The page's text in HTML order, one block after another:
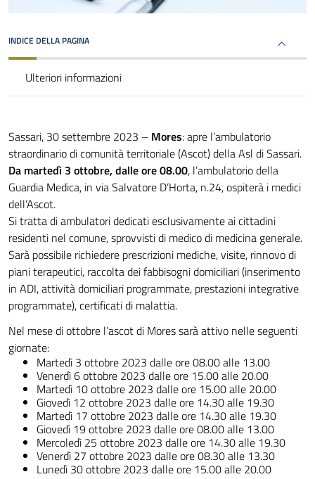
INDICE DELLA PAGINA
Ulteriori informazioni
Sassari, 30 settembre 2023 – Mores: apre l’ambulatorio
straordinario di comunità territoriale (Ascot) della Asl di Sassari.
Da martedì 3 ottobre, dalle ore 08.00, l’ambulatorio della
Guardia Medica, in via Salvatore D’Horta, n.24, ospiterà i medici
dell’Ascot.
Si tratta di ambulatori dedicati esclusivamente ai cittadini
residenti nel comune, sprovvisti di medico di medicina generale.
Sarà possibile richiedere prescrizioni mediche, visite, rinnovo di
piani terapeutici, raccolta dei fabbisogni domiciliari (inserimento
in ADI, attività domiciliari programmate, prestazioni integrative
programmate), certificati di malattia.
Nel mese di ottobre l’ascot di Mores sarà attivo nelle seguenti
giornate:
Martedì 3 ottobre 2023 dalle ore 08.00 alle 13.00
Venerdì 6 ottobre 2023 dalle ore 15.00 alle 20.00
Martedì 10 ottobre 2023 dalle ore 15.00 alle 20.00
Giovedì 12 ottobre 2023 dalle ore 14.30 alle 19.30
Martedì 17 ottobre 2023 dalle ore 14.30 alle 19.30
Giovedì 19 ottobre 2023 dalle ore 08.00 alle 13.00
Mercoledì 25 ottobre 2023 dalle ore 14.30 alle 19.30
Venerdì 27 ottobre 2023 dalle ore 08.30 alle 13.30
Lunedì 30 ottobre 2023 dalle ore 15.00 alle 20.00